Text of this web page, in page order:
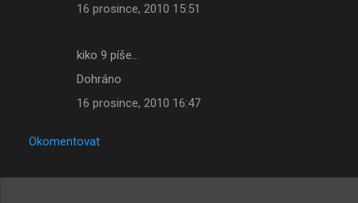
16 prosince, 2010 15:51
kiko 9 píše…
Dohráno
16 prosince, 2010 16:47
Okomentovat